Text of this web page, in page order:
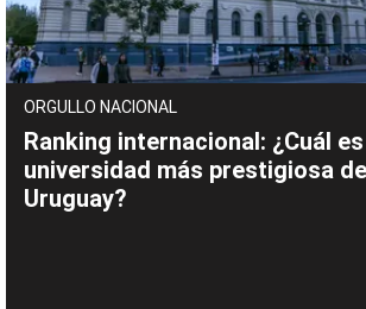
ORGULLO NACIONAL
Ranking internacional: ¿Cuál
universidad más prestigiosa
Uruguay?